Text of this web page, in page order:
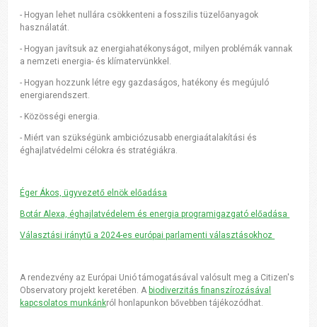
- Hogyan lehet nullára csökkenteni a fosszilis tüzelőanyagok
használatát.
- Hogyan javítsuk az energiahatékonyságot, milyen problémák vannak
a nemzeti energia- és klímatervünkkel.
- Hogyan hozzunk létre egy gazdaságos, hatékony és megújuló
energiarendszert.
- Közösségi energia.
- Miért van szükségünk ambiciózusabb energiaátalakítási és
éghajlatvédelmi célokra és stratégiákra.
Éger Ákos, ügyvezető elnök előadása
Botár Alexa, éghajlatvédelem és energia programigazgató előadása
Választási iránytű a 2024-es európai parlamenti választásokhoz
A rendezvény az Európai Unió támogatásával valósult meg a Citizen's
Observatory projekt keretében. A biodiverzitás finanszírozásával
kapcsolatos munkánkról honlapunkon bővebben tájékozódhat.